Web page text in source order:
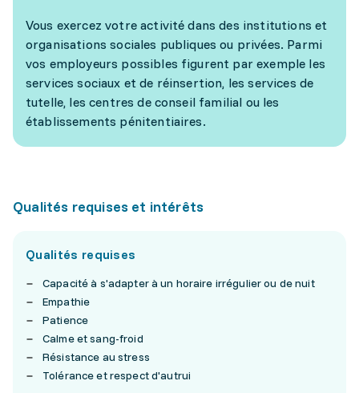
Vous exercez votre activité dans des institutions et
organisations sociales publiques ou privées. Parmi
vos employeurs possibles figurent par exemple les
services sociaux et de réinsertion, les services de
tutelle, les centres de conseil familial ou les
établissements pénitentiaires.
Qualités requises et intérêts
Qualités requises
Capacité à s'adapter à un horaire irrégulier ou de nuit
Empathie
Patience
Calme et sang-froid
Résistance au stress
Tolérance et respect d'autrui